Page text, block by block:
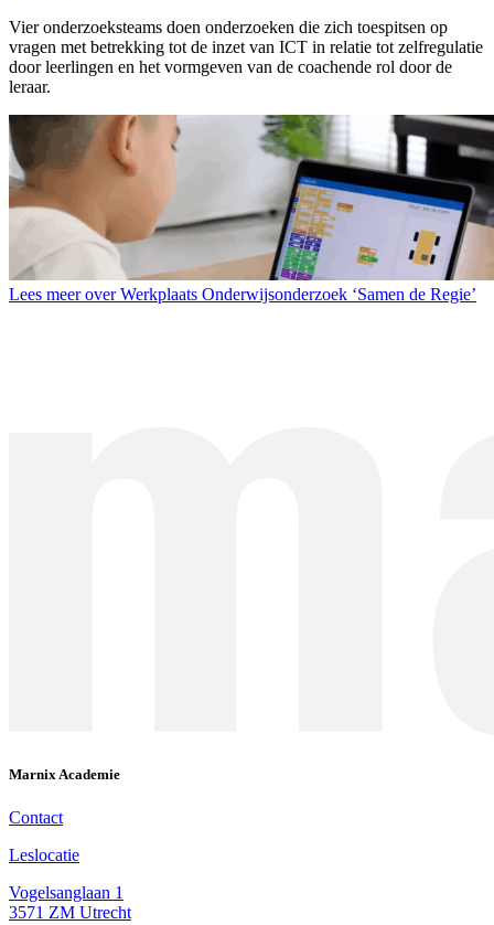
Vier onderzoeksteams doen onderzoeken die zich toespitsen op
vragen met betrekking tot de inzet van ICT in relatie tot zelfregulatie
door leerlingen en het vormgeven van de coachende rol door de
leraar.
Lees meer over Werkplaats Onderwijsonderzoek ‘Samen de Regie’
Marnix Academie
Contact
Leslocatie
Vogelsanglaan 1
3571 ZM Utrecht